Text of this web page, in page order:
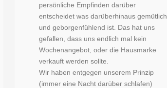
persönliche Empfinden darüber
entscheidet was darüberhinaus gemütlich
und geborgenfühlend ist. Das hat uns
gefallen, dass uns endlich mal kein
Wochenangebot, oder die Hausmarke
verkauft werden sollte.
Wir haben entgegen unserem Prinzip
(immer eine Nacht darüber schlafen)